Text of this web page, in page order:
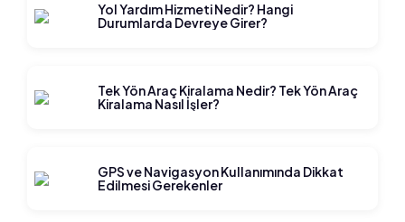
Yol Yardım Hizmeti Nedir? Hangi
Durumlarda Devreye Girer?
Tek Yön Araç Kiralama Nedir? Tek Yön Araç
Kiralama Nasıl İşler?
GPS ve Navigasyon Kullanımında Dikkat
Edilmesi Gerekenler